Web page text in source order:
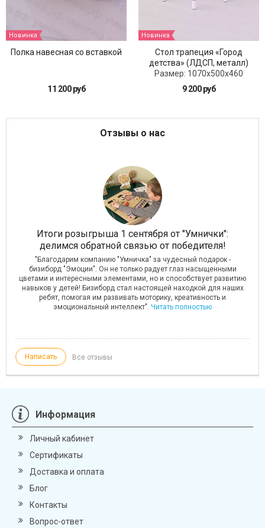
Новинка
Полка навесная со вставкой
11 200 руб
Новинка
Стол трапеция «Город
детства» (ЛДСП, металл)
Размер: 1070x500x460
9 200 руб
Отзывы о нас
Итоги розыгрыша 1 сентября от "Умнички":
делимся обратной связью от победителя!
"Благодарим компанию "Умничка" за чудесный подарок -
бизиборд "Эмоции". Он не только радует глаз насыщенными
цветами и интересными элементами, но и способствует развитию
навыков у детей! Бизиборд стал настоящей находкой для наших
ребят, помогая им развивать моторику, креативность и
эмоциональный интеллект". Читать полностью
Написать Все отзывы
Информация
Личный кабинет
Сертификаты
Доставка и оплата
Блог
Контакты
Вопрос-ответ